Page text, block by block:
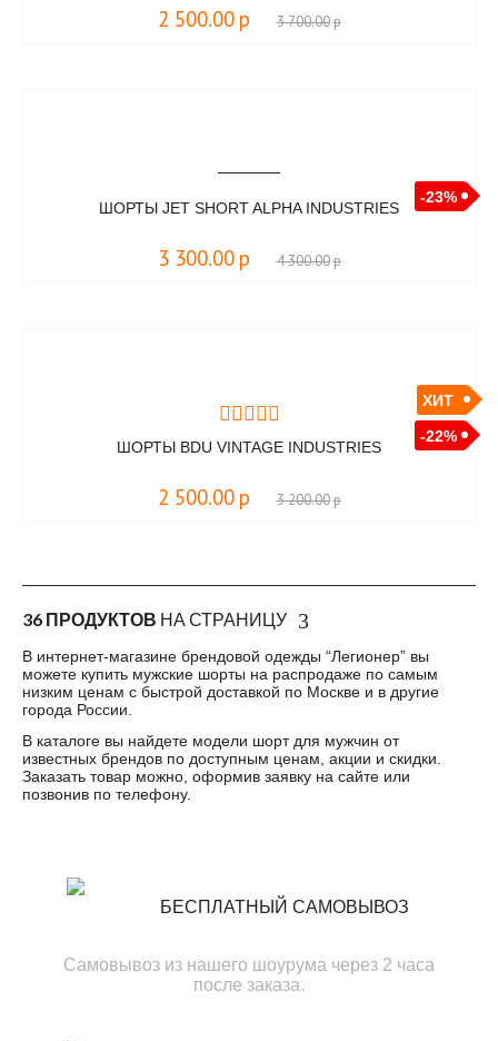
2 500.00 р 3 700.00р
-23%
ШОРТЫ JET SHORT ALPHA INDUSTRIES
3 300.00 р 4 300.00р
-22%
ХИТ
ШОРТЫ BDU VINTAGE INDUSTRIES
2 500.00 р 3 200.00р
36 ПРОДУКТОВ НА СТРАНИЦУ
В интернет-магазине брендовой одежды “Легионер” вы
можете купить мужские шорты на распродаже по самым
низким ценам с быстрой доставкой по Москве и в другие
города России.
В каталоге вы найдете модели шорт для мужчин от
известных брендов по доступным ценам, акции и скидки.
Заказать товар можно, оформив заявку на сайте или
позвонив по телефону.
БЕСПЛАТНЫЙ САМОВЫВОЗ
Самовывоз из нашего шоурума через 2 часа
после заказа.